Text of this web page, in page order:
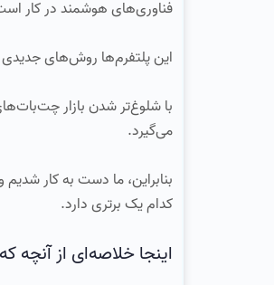
فناوری‌های هوشمند در کار
این پلتفرم‌ها روش‌های جدیدی
می‌گیرد.
بنابراین، ما دست به کار
کدام یک برتری دارد.
اینجا خلاصه‌ای از آنچه